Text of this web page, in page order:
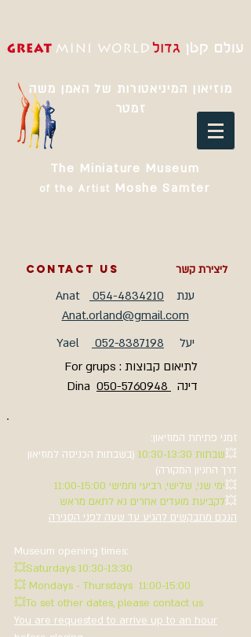
מוזיאון המיניאטורות של האמן משה
זמטר
The Miniature Museum
of the Artist Moshe Samter
contact us ליצירת קשר
ענת 054-4834210
Anat.orland@gmail.com
יעל 052-8387198
לתיאום קבוצות : For grups
דינה
זמני פתיחת המוזיאון:
💥שבתות 10:30-13:30
(בשבתות הכניסה למוזיאון
דרך החניון המקורה)
💥ימי שני, שלישי, רביעי וחמישי 11:00-15:00
💥לקביעת מועדים אחרים נא לתאם מראש
הנכם מתבקשים להגיע עד שעה לפני הסגירה
Museum opening times:
💥Saturdays 10:30-13:30
💥 Mondays - Thursdays 11:00-15:00
💥To set other dates, please contact us
You are requested to arrive up to an hour